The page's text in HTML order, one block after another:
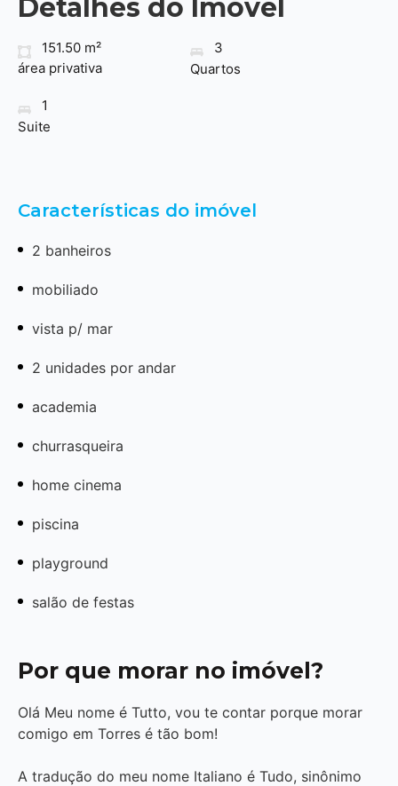
Detalhes do Imóvel
151.50 m²
área privativa
3
Quartos
1
Suite
Características do imóvel
2 banheiros
mobiliado
vista p/ mar
2 unidades por andar
academia
churrasqueira
home cinema
piscina
playground
salão de festas
Por que morar no imóvel?
Olá Meu nome é Tutto, vou te contar porque morar
comigo em Torres é tão bom!
A tradução do meu nome Italiano é Tudo, sinônimo